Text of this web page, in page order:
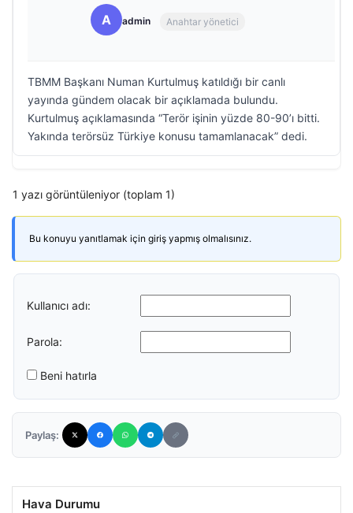
A admin Anahtar yönetici
TBMM Başkanı Numan Kurtulmuş katıldığı bir canlı
yayında gündem olacak bir açıklamada bulundu.
Kurtulmuş açıklamasında “Terör işinin yüzde 80-90’ı bitti.
Yakında terörsüz Türkiye konusu tamamlanacak” dedi.
1 yazı görüntüleniyor (toplam 1)
Bu konuyu yanıtlamak için giriş yapmış olmalısınız.
Kullanıcı adı:
Parola:
Beni hatırla
Paylaş:
Hava Durumu